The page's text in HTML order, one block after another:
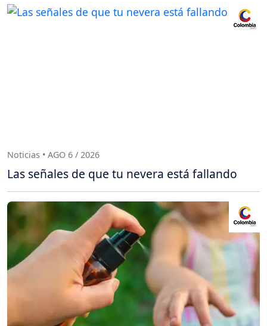
Noticias • AGO 6 / 2026
Las señales de que tu nevera está fallando